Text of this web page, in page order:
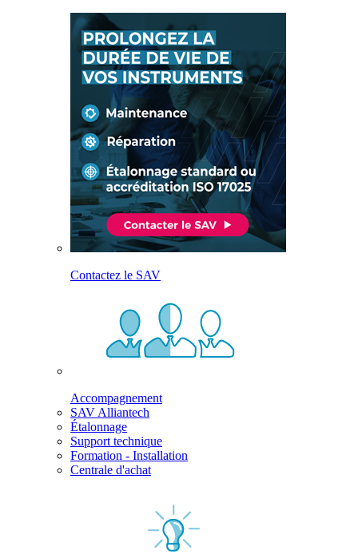
Contactez le SAV
Accompagnement
SAV Alliantech
Étalonnage
Support technique
Formation - Installation
Centrale d'achat